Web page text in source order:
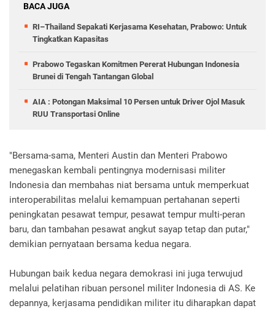
BACA JUGA
RI–Thailand Sepakati Kerjasama Kesehatan, Prabowo: Untuk
Tingkatkan Kapasitas
Prabowo Tegaskan Komitmen Pererat Hubungan Indonesia
Brunei di Tengah Tantangan Global
AIA : Potongan Maksimal 10 Persen untuk Driver Ojol Masuk
RUU Transportasi Online
"Bersama-sama, Menteri Austin dan Menteri Prabowo
menegaskan kembali pentingnya modernisasi militer
Indonesia dan membahas niat bersama untuk memperkuat
interoperabilitas melalui kemampuan pertahanan seperti
peningkatan pesawat tempur, pesawat tempur multi-peran
baru, dan tambahan pesawat angkut sayap tetap dan putar,"
demikian pernyataan bersama kedua negara.
Hubungan baik kedua negara demokrasi ini juga terwujud
melalui pelatihan ribuan personel militer Indonesia di AS. Ke
depannya, kerjasama pendidikan militer itu diharapkan dapat